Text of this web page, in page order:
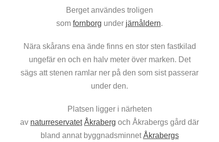
Berget användes troligen
som fornborg under järnåldern.
Nära skårans ena ände finns en stor sten fastkilad
ungefär en och en halv meter över marken. Det
sägs att stenen ramlar ner på den som sist passerar
under den.
Platsen ligger i närheten
av naturreservatet Åkraberg och Åkrabergs gård där
bland annat byggnadsminnetÅkrabergs